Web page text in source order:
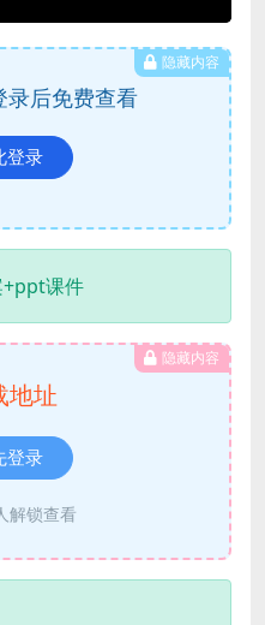
隐藏内容
录后免费查看
登录
+ppt课件
隐藏内容
地址
登录
解锁查看